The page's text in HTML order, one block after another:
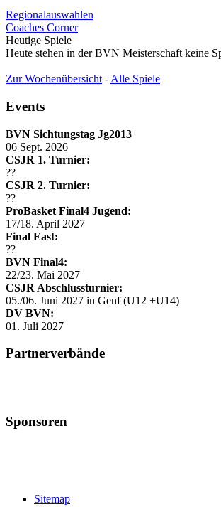
Regionalauswahlen
Coaches Corner
Heutige Spiele
Heute stehen in der BVN Meisterschaft keine
Zur Wochenübersicht - Alle Spiele
Events
BVN Sichtungstag Jg2013
06 Sept. 2026
CSJR 1. Turnier:
??
CSJR 2. Turnier:
??
ProBasket Final4 Jugend:
17/18. April 2027
Final East:
??
BVN Final4:
22/23. Mai 2027
CSJR Abschlussturnier:
05./06. Juni 2027 in Genf (U12 +U14)
DV BVN:
01. Juli 2027
Partnerverbände
Sponsoren
Sitemap